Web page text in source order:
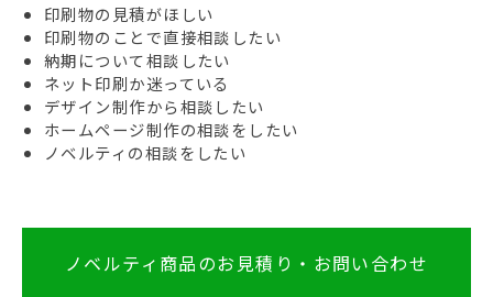
印刷物の見積がほしい
印刷物のことで直接相談したい
納期について相談したい
ネット印刷か迷っている
デザイン制作から相談したい
ホームページ制作の相談をしたい
ノベルティの相談をしたい
ノベルティ商品のお見積り・お問い合わせ